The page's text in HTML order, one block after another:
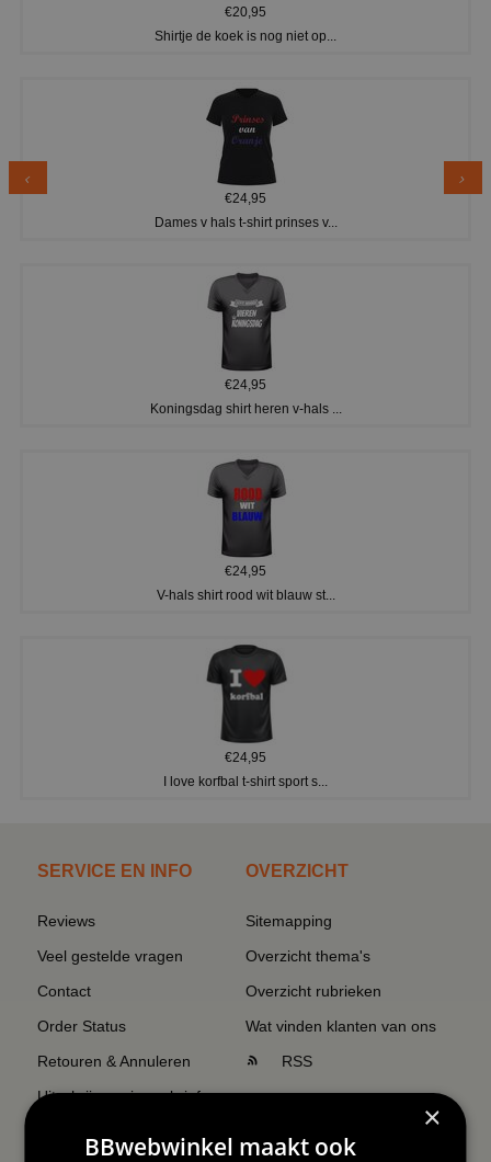
€20,95
Shirtje de koek is nog niet op...
€24,95
Dames v hals t-shirt prinses v...
€24,95
Koningsdag shirt heren v-hals ...
€24,95
V-hals shirt rood wit blauw st...
€24,95
I love korfbal t-shirt sport s...
SERVICE EN INFO
Reviews
Veel gestelde vragen
Contact
Order Status
Retouren & Annuleren
Uitschrijven nieuwsbrief
Wij verzenden Postnl
OVERZICHT
Sitemapping
Overzicht thema's
Overzicht rubrieken
Wat vinden klanten van ons
RSS
×
BBwebwinkel maakt ook